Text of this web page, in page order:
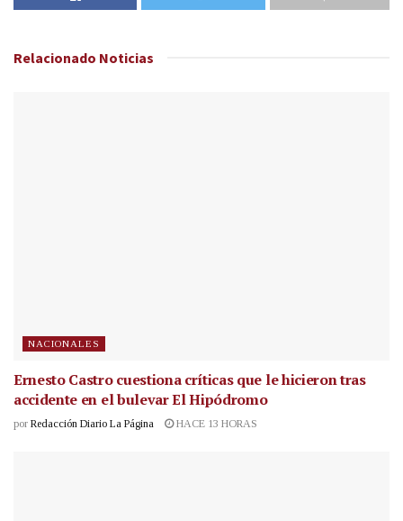
Relacionado Noticias
NACIONALES
Ernesto Castro cuestiona críticas que le hicieron tras
accidente en el bulevar El Hipódromo
por Redacción Diario La Página HACE 13 HORAS